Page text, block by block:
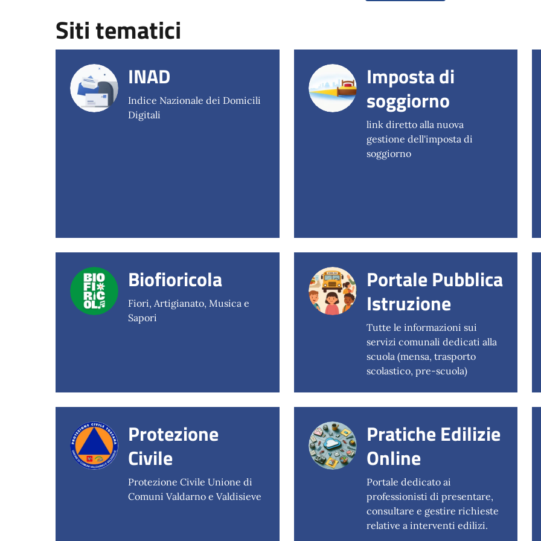
Siti tematici
INAD
Indice Nazionale dei Domicili
Digitali
Imposta di
soggiorno
link diretto alla nuova
gestione dell'imposta di
soggiorno
Biofioricola
Fiori, Artigianato, Musica e
Sapori
Portale Pubblica
Istruzione
Tutte le informazioni sui
servizi comunali dedicati alla
scuola (mensa, trasporto
scolastico, pre-scuola)
Protezione
Civile
Protezione Civile Unione di
Comuni Valdarno e Valdisieve
Pratiche Edilizie
Online
Portale dedicato ai
professionisti di presentare,
consultare e gestire richieste
relative a interventi edilizi.